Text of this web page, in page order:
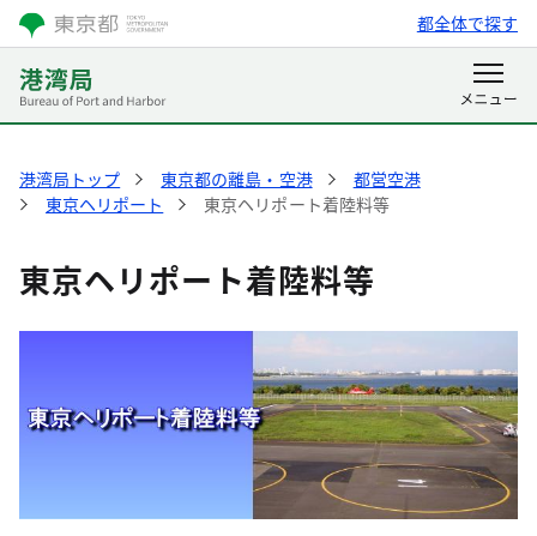
都全体で探す
港湾局トップ 東京都の離島・空港
都営空港
東京ヘリポート
東京ヘリポート着陸料等
東京ヘリポート着陸料等